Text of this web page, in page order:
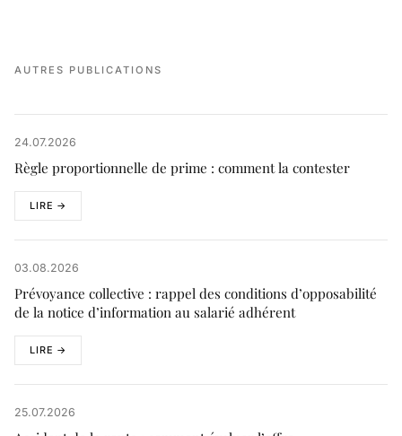
AUTRES PUBLICATIONS
24.07.2026
Règle proportionnelle de prime : comment la contester
LIRE →
03.08.2026
Prévoyance collective : rappel des conditions d’opposabilité
de la notice d’information au salarié adhérent
LIRE →
25.07.2026